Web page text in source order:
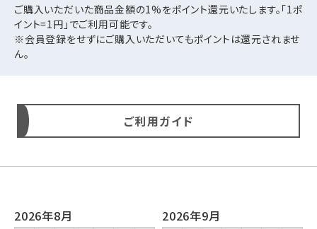
ご購入いただいた商品金額の1%をポイント還元いたします。「1ポ
イント=1円」でご利用可能です。
※会員登録をせずにご購入いただいてもポイントは還元されませ
ん。
ご利用ガイド
2026年8月 2026年9月